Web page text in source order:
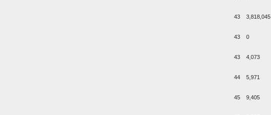
43 3,818,045
43 0
43 4,073
44 5,971
45 9,405